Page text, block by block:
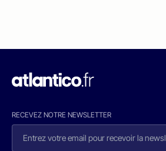
RECEVEZ NOTRE NEWSLETTER